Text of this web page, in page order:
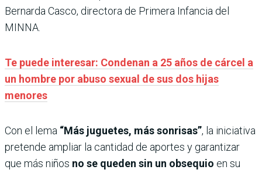
Bernarda Casco, directora de Primera Infancia del
MINNA.
Te puede interesar: Condenan a 25 años de cárcel a
un hombre por abuso sexual de sus dos hijas
menores
Con el lema “Más juguetes, más sonrisas”, la iniciativa
pretende ampliar la cantidad de aportes y garantizar
que más niños no se queden sin un obsequio en su